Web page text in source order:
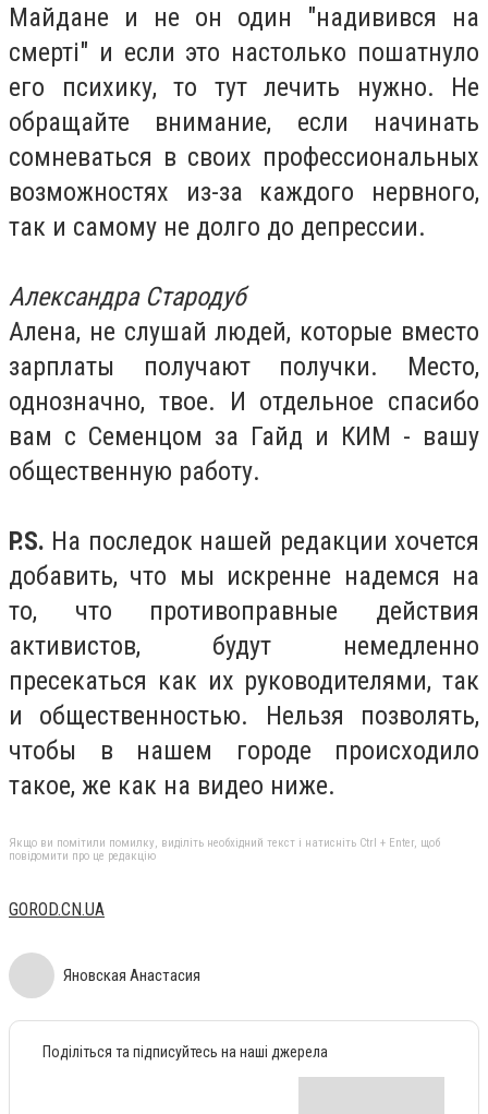
Майдане и не он один "надивився на
смерті" и если это настолько пошатнуло
его психику, то тут лечить нужно. Не
обращайте внимание, если начинать
сомневаться в своих профессиональных
возможностях из-за каждого нервного,
так и самому не долго до депрессии.
Александра Стародуб
Алена, не слушай людей, которые вместо
зарплаты получают получки. Место,
однозначно, твое. И отдельное спасибо
вам с Семенцом за Гайд и КИМ - вашу
общественную работу.
P.S. На последок нашей редакции хочется
добавить, что мы искренне надемся на
то, что противоправные действия
активистов, будут немедленно
пресекаться как их руководителями, так
и общественностью. Нельзя позволять,
чтобы в нашем городе происходило
такое, же как на видео ниже.
Якщо ви помітили помилку, виділіть необхідний текст і натисніть Ctrl + Enter, щоб
повідомити про це редакцію
GOROD.CN.UА
Яновская Анастасия
Поділіться та підписуйтесь на наші джерела